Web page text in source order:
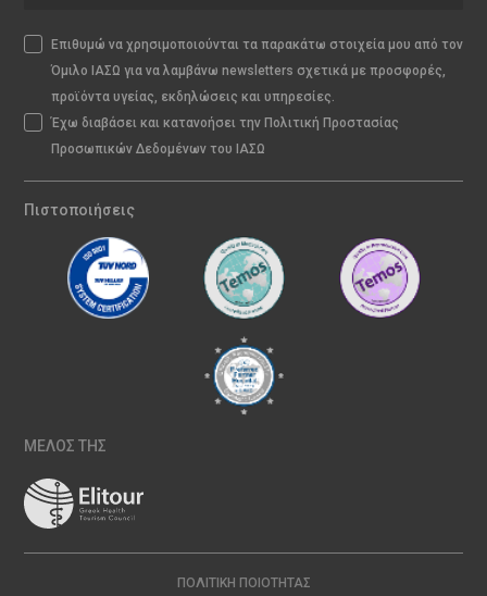
Επιθυμώ να χρησιμοποιούνται τα παρακάτω στοιχεία μου από τον
Όμιλο ΙΑΣΩ για να λαμβάνω newsletters σχετικά με προσφορές,
προϊόντα υγείας, εκδηλώσεις και υπηρεσίες.
Έχω διαβάσει και κατανοήσει την Πολιτική Προστασίας
Προσωπικών Δεδομένων του ΙΑΣΩ
Πιστοποιήσεις
ΜΕΛΟΣ ΤΗΣ
ΠΟΛΙΤΙΚΉ ΠΟΙΌΤΗΤΑΣ